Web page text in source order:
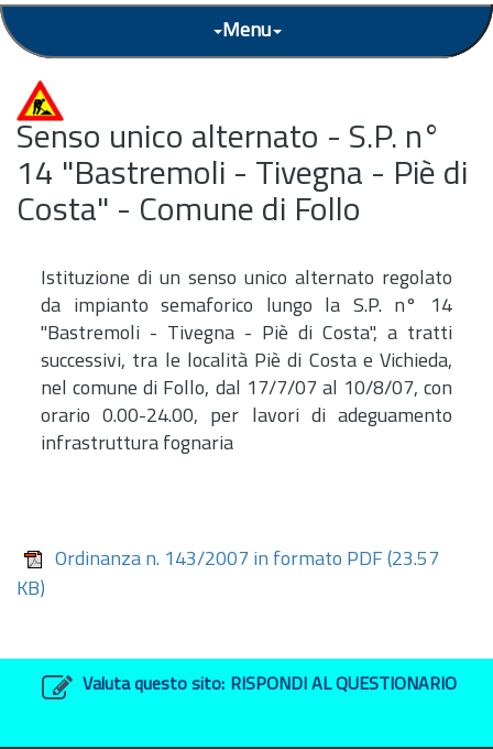
Menu
Senso unico alternato - S.P. n°
14 "Bastremoli - Tivegna - Piè di
Costa" - Comune di Follo
Istituzione di un senso unico alternato regolato
da impianto semaforico lungo la S.P. n° 14
"Bastremoli - Tivegna - Piè di Costa", a tratti
successivi, tra le località Piè di Costa e Vichieda,
nel comune di Follo, dal 17/7/07 al 10/8/07, con
orario 0.00-24.00, per lavori di adeguamento
infrastruttura fognaria
Ordinanza n. 143/2007 in formato PDF (23.57
KB)
Valuta questo sito: RISPONDI AL QUESTIONARIO